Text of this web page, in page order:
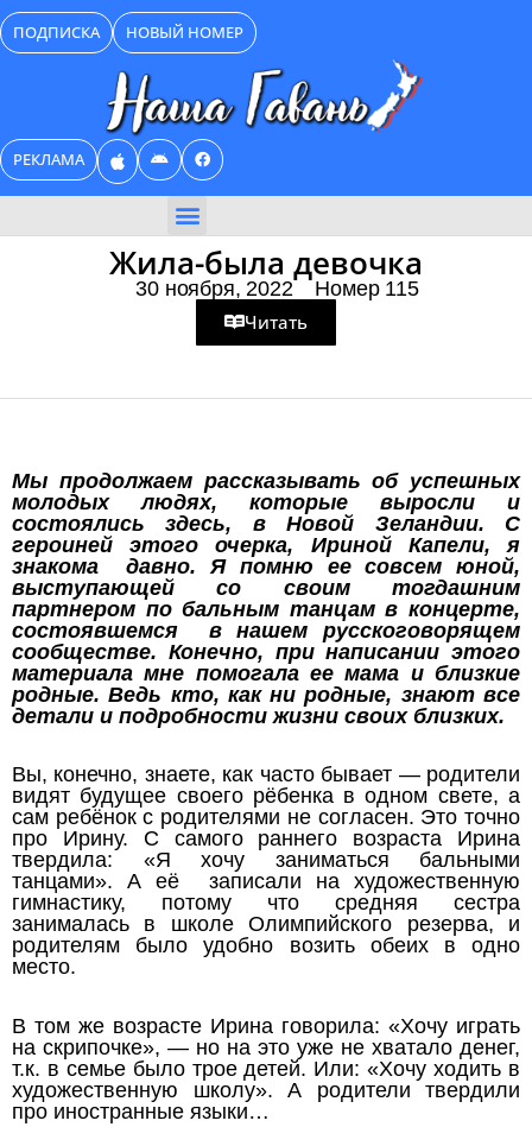
Перейти
к
содержимому
ПОДПИСКА НОВЫЙ НОМЕР
РЕКЛАМА
Жила-была девочка
30 ноября, 2022
Номер 115
Читать
Мы продолжаем рассказывать об успешных
молодых людях, которые выросли и
состоялись здесь, в Новой Зеландии. С
героиней этого очерка, Ириной Капели, я
знакома давно. Я помню ее совсем юной,
выступающей со своим тогдашним
партнером по бальным танцам в концерте,
состоявшемся в нашем русскоговорящем
сообществе. Конечно, при написании этого
материала мне помогала ее мама и близкие
родные. Ведь кто, как ни родные, знают все
детали и подробности жизни своих близких.
Вы, конечно, знаете, как часто бывает — родители
видят будущее своего рёбенка в одном свете, а
сам ребёнок с родителями не согласен. Это точно
про Ирину. С самого раннего возраста Ирина
твердила: «Я хочу заниматься бальными
танцами». А её записали на художественную
гимнастику, потому что средняя сестра
занималась в школе Олимпийского резерва, и
родителям было удобно возить обеих в одно
место.
В том же возрасте Ирина говорила: «Хочу играть
на скрипочке», — но на это уже не хватало денег,
т.к. в семье было трое детей. Или: «Хочу ходить в
художественную школу». А родители твердили
про иностранные языки…